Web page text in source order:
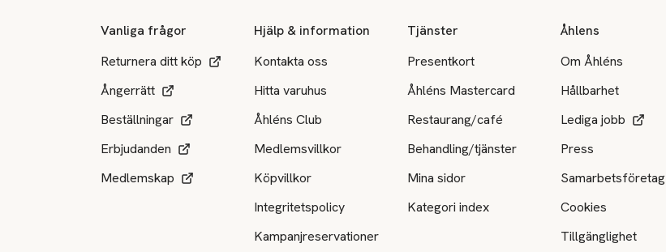
Vanliga frågor
Returnera ditt köp
Ångerrätt
Beställningar
Erbjudanden
Medlemskap
Hjälp & information
Kontakta oss
Hitta varuhus
Åhléns Club
Medlemsvillkor
Köpvillkor
Integritetspolicy
Kampanjreservationer
Tjänster
Presentkort
Åhléns Mastercard
Restaurang/café
Behandling/tjänster
Mina sidor
Kategori index
Åhlens
Om Åhléns
Hållbarhet
Lediga jobb
Press
Samarbetsföretag
Cookies
Tillgänglighet